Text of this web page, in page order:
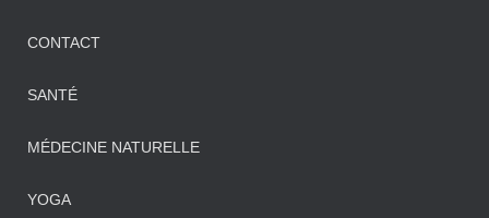
CONTACT
SANTÉ
MÉDECINE NATURELLE
YOGA